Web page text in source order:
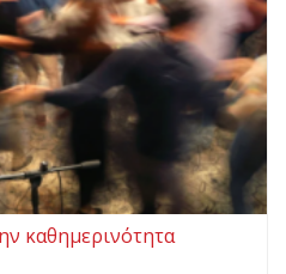
καθημερινότητα